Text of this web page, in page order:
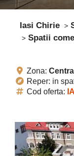
Iasi Chirie
Spatii
Zona: Central
Reper: in
Cod oferta: